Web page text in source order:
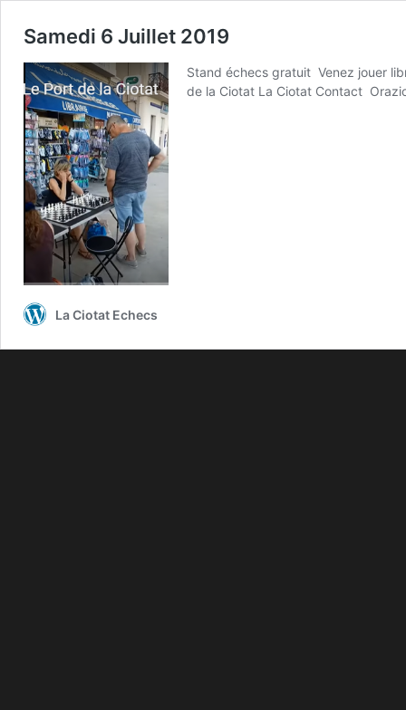
Samedi 6 Juillet 2019
Stand échecs gratuit Venez jouer
de la Ciotat La Ciotat Contact
La Ciotat Echecs